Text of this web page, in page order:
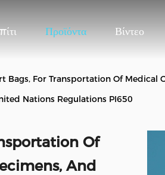
Προϊόντα Βίντεο
Bags, For Transportation Of
Nations Regulations PI650
Of
And